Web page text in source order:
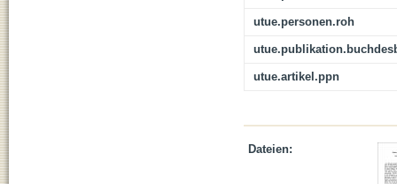
utue.personen.roh
utue.artikel.ppn
Dateien: